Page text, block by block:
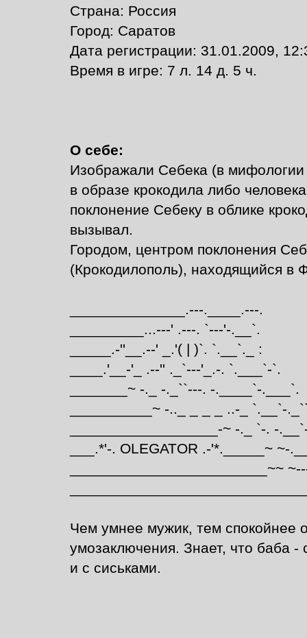
Страна: Россия
Город: Саратов
Дата регистрации: 31.01.2009,
Время в игре: 7 л. 14 д. 5 ч.
О себе:
Изображали Себека (в
в образе крокодила либо
поклонение Себеку в облике
вызывал.
Городом, центром поклонения
(Крокодилополь), находящийся в
______________.---.____.---.
_________...---' .---. `---'-.__`.
_____.-''__.--' _.'( | )`. `.__`._ :
____.'__-'_ .--'' ._`---'_.-. `.___`-`.
_______~ -._ -._``---. -.____`-.___`.
__________~ -.._ _ _ _ ..-_ `.__`-
__________________-~ -._ `-. -
___.*'-. OLEGATOR .-'*._____~ ~-
________________________~~
Чем умнее мужик, тем спокойнее
умозаключения. Знает, что баба -
и с сиськами.